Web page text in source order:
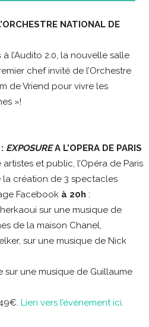
NATIONAL DE
à l’Audito 2.0, la nouvelle salle
chef invité de l’Orchestre
de Vriend pour vivre les
»!
EXPOSUREA L’OPERA DE PARIS
et public, l’Opéra de Paris
création de 3 spectacles
Facebook à 20h :
sur une musique de
de la maison Chanel,
sur une musique de Nick
une musique de Guillaume
Lien vers l’événement ici.